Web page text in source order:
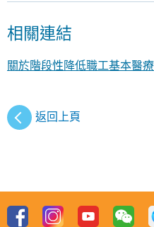
相關連結
關於階段性降低職工基本醫
返回上頁